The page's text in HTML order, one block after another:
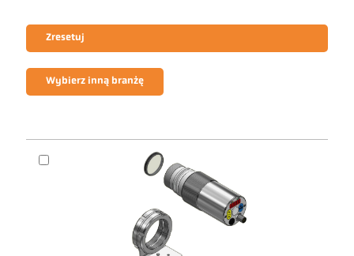
Zresetuj
Wybierz inną branżę